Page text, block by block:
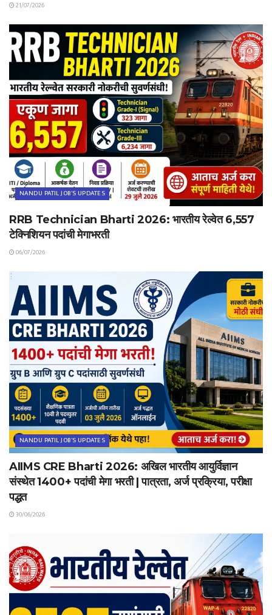
21/07/2026
NANDU PATIL JOB'S UPDATES
RRB Technician Bharti 2026: भारतीय रेल्वेत 6,557
टेक्निशियन पदांची मेगाभरती
06/07/2026
NANDU PATIL JOB'S UPDATES
AIIMS CRE Bharti 2026: अखिल भारतीय आयुर्विज्ञान
संस्थेत 1400+ पदांची मेगा भरती | पात्रता, अर्ज प्रक्रिया, परीक्षा
पद्धत
30/06/2026